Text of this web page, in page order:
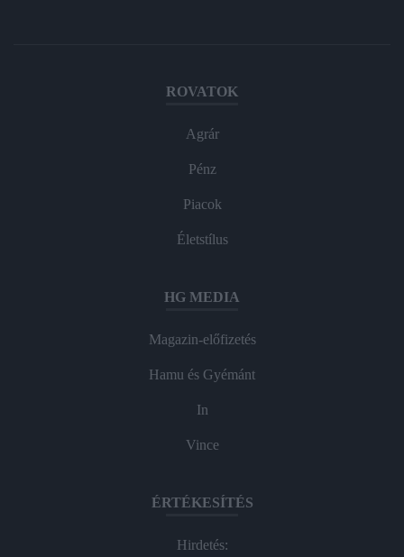
ROVATOK
Agrár
Pénz
Piacok
Életstílus
HG MEDIA
Magazin-előfizetés
Hamu és Gyémánt
In
Vince
ÉRTÉKESÍTÉS
Hirdetés: